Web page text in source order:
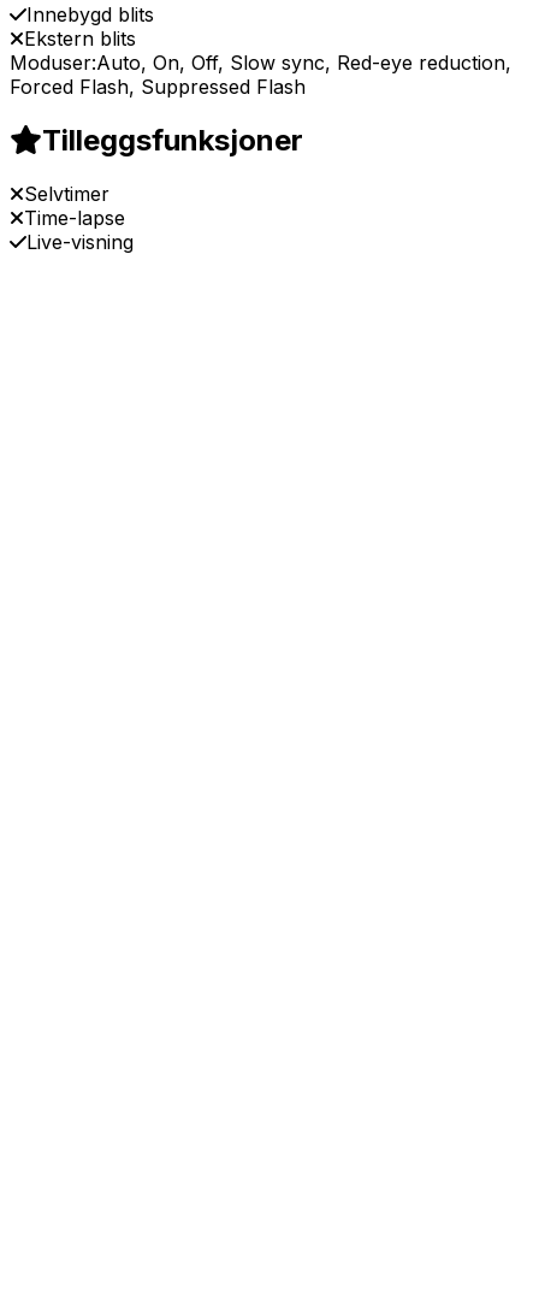
Innebygd blits
Ekstern blits
Moduser:Auto, On, Off, Slow sync, Red-eye reduction,
Forced Flash, Suppressed Flash
Tilleggsfunksjoner
Selvtimer
Time-lapse
Live-visning